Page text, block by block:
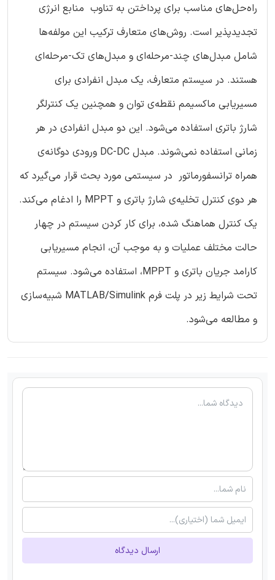
راه‌حل‌های مناسب برای پرداختن به تناوب منابع انرژی
تجدیدپذیر است. روش‌های متعارف ترکیب این مولفه‌ها
شامل مبدل‌های چند-مرحله‌ای و مبدل‌های تک-مرحله‌ای
هستند. در سیستم متعارف، یک مبدل انفرادی برای
مسیریابی ماکسیمم نقطه‌ی توان و همچنین یک کنترلگر
شارژ باتری استفاده می‌شود. این دو مبدل انفرادی در هر
زمانی استفاده نمی‌شوند. مبدل DC-DC ورودی دوگانه‌ی
همراه ترانسفورماتور در سیستمی مورد بحث قرار می‌گیرد که
هر دوی کنترل تخلیه‌ی شارژ باتری و MPPT را ادغام می‌کند.
یک کنترل هماهنگ شده، برای کار کردن سیستم در چهار
حالت مختلف عملیات و به موجب آن، انجام مسیریابی
کارامد جریان باتری و MPPT، استفاده می‌شود. سیستم
تحت شرایط زیر در پلت فرم MATLAB/Simulink شبیه‌سازی
و مطالعه می‌شود.
ارسال دیدگاه